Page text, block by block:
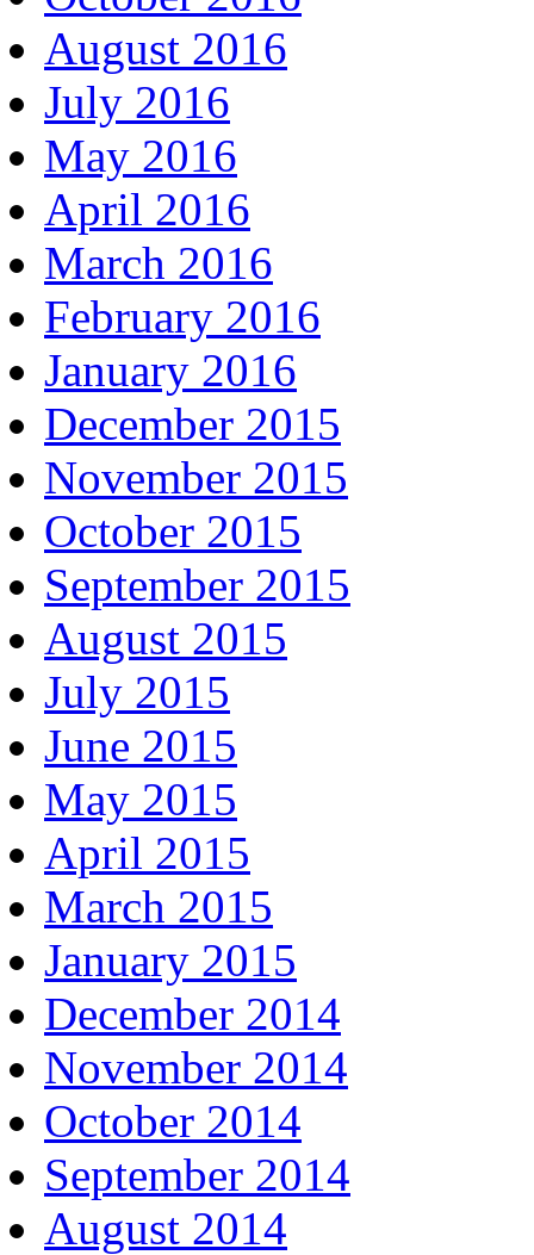
August 2016
July 2016
May 2016
April 2016
March 2016
February 2016
January 2016
December 2015
November 2015
October 2015
September 2015
August 2015
July 2015
June 2015
May 2015
April 2015
March 2015
January 2015
December 2014
November 2014
October 2014
September 2014
August 2014